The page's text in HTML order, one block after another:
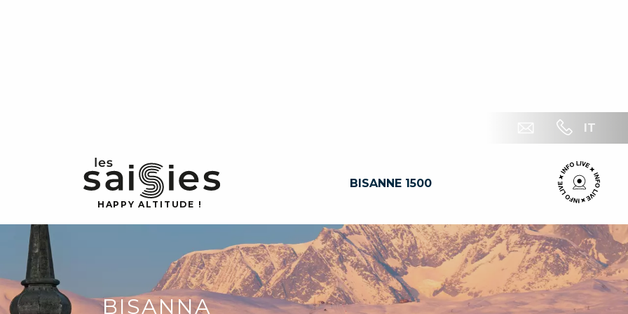
IT
HAP PY ALTI T UDE !
BISANNE 1500
BISANNA